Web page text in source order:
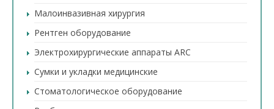
Малоинвазивная хирургия
Рентген оборудование
Электрохирургические аппараты ARC
Сумки и укладки медицинские
Стоматологическое оборудование